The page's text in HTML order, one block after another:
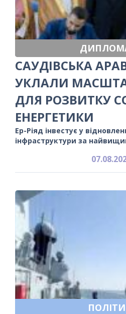
САУДІВСЬКА
УКЛАЛИ
ДЛЯ РОЗВИТКУ
ЕНЕРГЕТИКИ
Ер-Ріяд інвестує у
інфраструктури за